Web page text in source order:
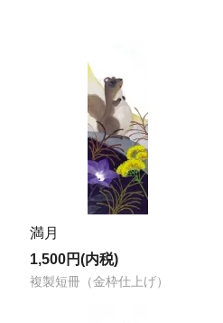
満月
1,500円(内税)
複製短冊（金枠仕上げ）